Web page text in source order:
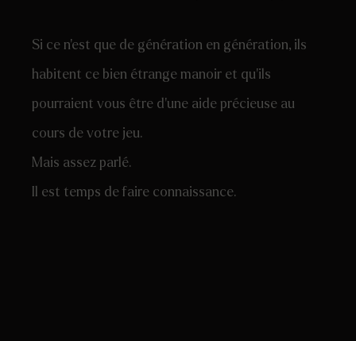
Si ce n’est que de génération en génération, ils
habitent ce bien étrange manoir et qu’ils
pourraient vous être d’une aide précieuse au
cours de votre jeu.
Mais assez parlé.
Il est temps de faire connaissance.